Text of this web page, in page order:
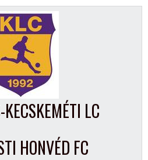
KECSKEMÉTI LC
HONVÉD FC